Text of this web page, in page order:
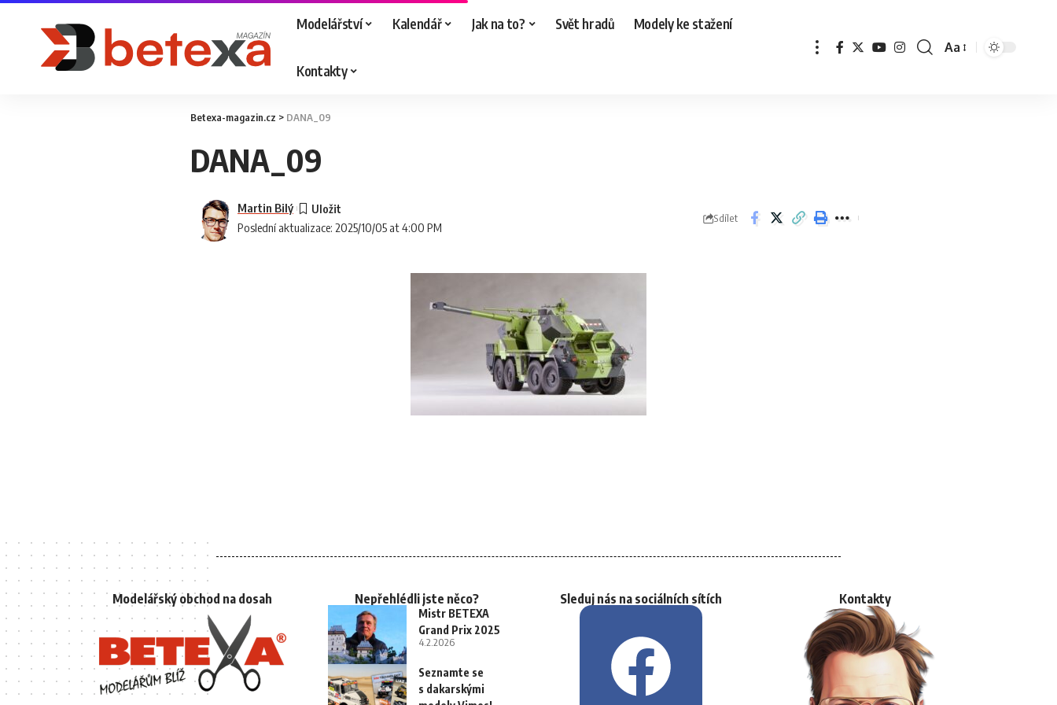
Modelářství Kalendář Jak na to? Svět hradů Modely ke stažení
Kontakty
Aa
Betexa-magazin.cz > DANA_09
DANA_09
Poslední aktualizace: 2025/10/05 at 4:00 PM
Martin Bilý
Sdílet
Modelářský obchod na dosah Nepřehlédli jste něco?
Mistr BETEXA
Grand Prix 2025
4.2.2026
Seznamte se
s dakarskými
Sleduj nás na sociálních sítích Kontakty